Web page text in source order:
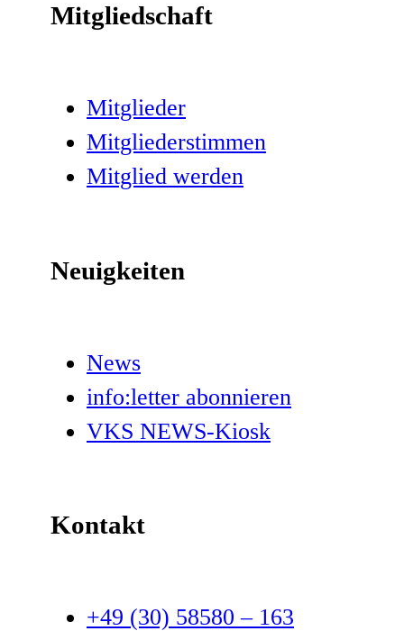
Mitgliedschaft
Mitglieder
Mitgliederstimmen
Mitglied werden
Neuigkeiten
News
info:letter abonnieren
VKS NEWS-Kiosk
Kontakt
+49 (30) 58580 – 163